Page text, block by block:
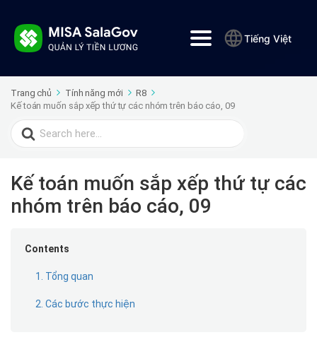
Tiếng Việt
Trang chủ Tính năng mới
R8
Kế toán muốn sắp xếp thứ tự các nhóm trên báo cáo, 09
Search
for:
Kế toán muốn sắp xếp thứ tự các
nhóm trên báo cáo, 09
Contents
1. Tổng quan
2. Các bước thực hiện